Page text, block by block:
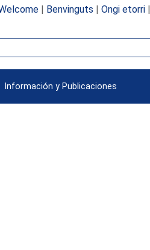
| Benvinguts | Ongi etorri|
Información y Publicaciones